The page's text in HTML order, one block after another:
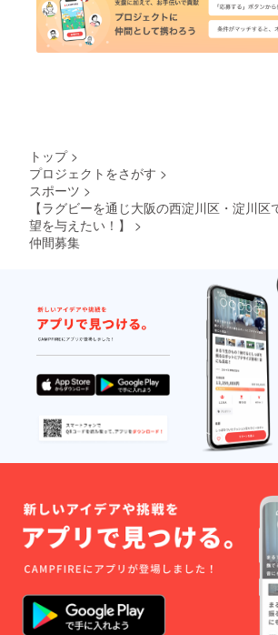
トップ >
プロジェクトをさがす >
スポーツ >
【ラグビーを通じ大阪の西淀川区・淀川
望を与えたい！】
>
仲間募集